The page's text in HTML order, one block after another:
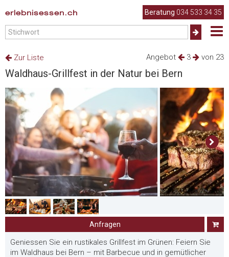
erlebnisessen.ch Beratung 034 533 34 35
Angebot 3 von 23
Zur Liste
Waldhaus-Grillfest in der Natur bei Bern
Anfragen
Geniessen Sie ein rustikales Grillfest im Grünen: Feiern Sie
im Waldhaus bei Bern – mit Barbecue und in gemütlicher